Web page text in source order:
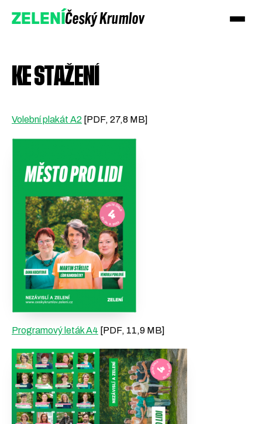
ZELENÍČeský Krumlov
Zapojte se
Podpořte nás darem
KE STAŽENÍ
Volební plakát A2 [PDF, 27,8 MB]
Programový leták A4 [PDF, 11,9 MB]